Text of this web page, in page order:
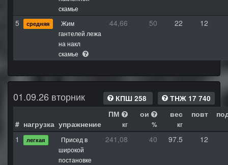
скамье
5 средняя
Жим
гантелей лежа
на накл
скамье
44,66 50 22 12
01.09.26 вторник КПШ 258 ТНЖ 17 740
# нагрузка упражнение
ПМ
кг
ои
%
вес
кг
повт
1 легкая
Присед в
широкой
постановке
241,08 40 97.5 12